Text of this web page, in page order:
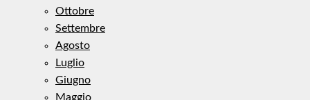
Ottobre
Settembre
Agosto
Luglio
Giugno
Maggio